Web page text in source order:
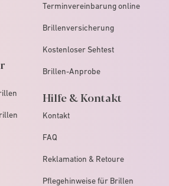
Terminvereinbarung online
Brillenversicherung
Kostenloser Sehtest
Brillen-Anprobe
Hilfe & Kontakt
Kontakt
FAQ
Reklamation & Retoure
Pflegehinweise für Brillen